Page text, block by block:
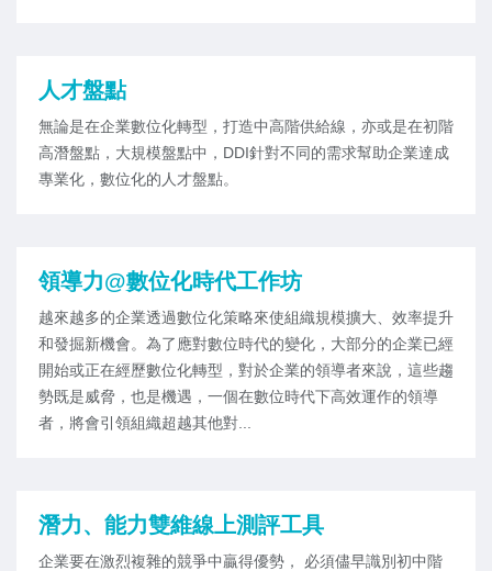
人才盤點
無論是在企業數位化轉型，打造中高階供給線，亦或是在初階
高潛盤點，大規模盤點中，DDI針對不同的需求幫助企業達成
專業化，數位化的人才盤點。
領導力@數位化時代工作坊
越來越多的企業透過數位化策略來使組織規模擴大、效率提升
和發掘新機會。為了應對數位時代的變化，大部分的企業已經
開始或正在經歷數位化轉型，對於企業的領導者來說，這些趨
勢既是威脅，也是機遇，一個在數位時代下高效運作的領導
者，將會引領組織超越其他對...
潛力、能力雙維線上測評工具
企業要在激烈複雜的競爭中贏得優勢， 必須儘早識別初中階